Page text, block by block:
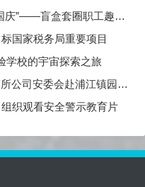
盲盒套圈职工趣味活动
国家税务局重要项目
学校的宇宙探索之旅
会赴浦江镇园区开展安全检查
织观看安全警示教育片